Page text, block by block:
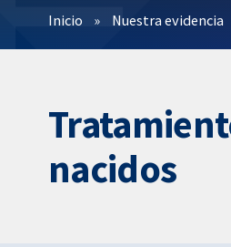
Filtros
Inicio Nuestra evidencia
nacidos